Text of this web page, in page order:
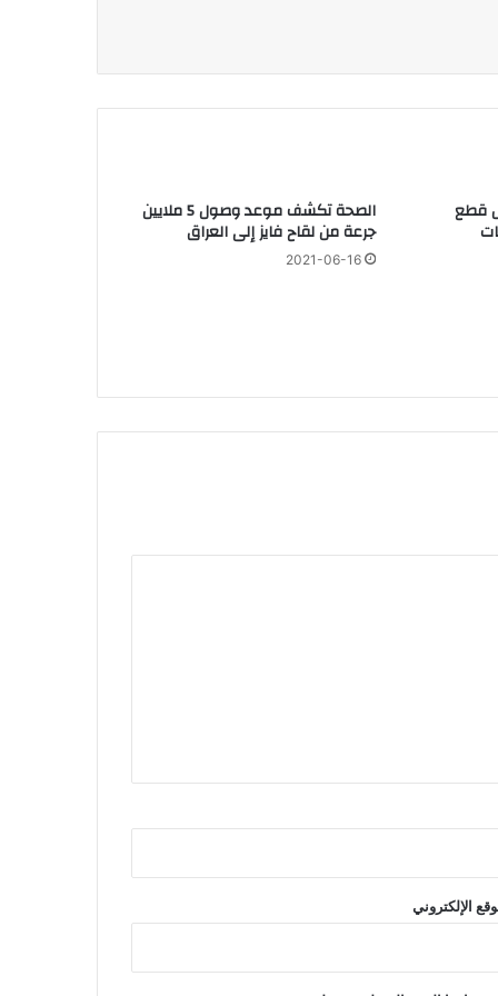
قطع الصحة تكشف موعد وصول 5 ملايين
جرعة من لقاح فايز إلى العراق
2021-06-16
الإلكتروني